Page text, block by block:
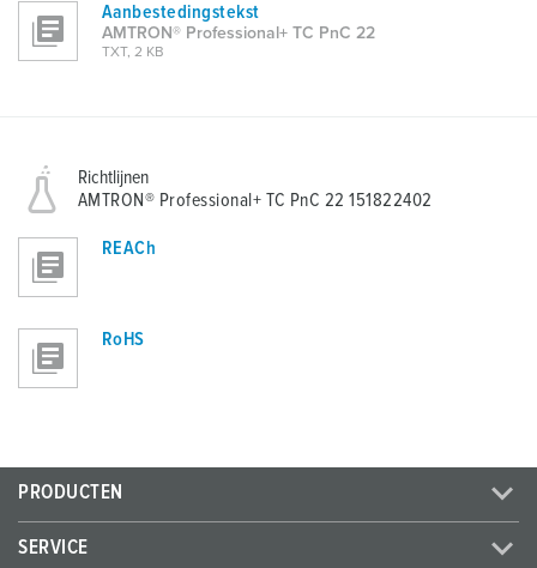
Aanbestedingstekst
AMTRON® Professional+ TC PnC 22
TXT, 2 KB
Richtlijnen
AMTRON® Professional+ TC PnC 22 151822402
REACh
RoHS
PRODUCTEN
SERVICE